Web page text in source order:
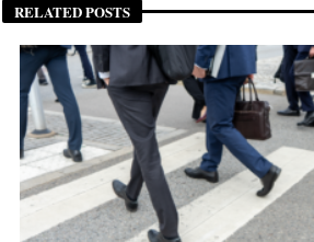
RELATED POSTS